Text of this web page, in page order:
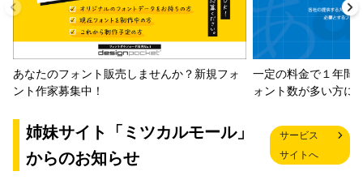
あなたのフォント販売しませんか？新規フォ
ント作家募集中！
一定の料金で１年間
ォント数が多い方に
姉妹サイト「ミツカルモール」
からのお知らせ
サービス
サイトへ